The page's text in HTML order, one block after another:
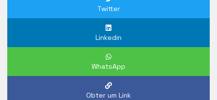
Twitter
Linkedin
WhatsApp
Obter um Link